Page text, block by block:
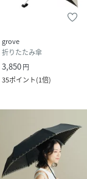
grove
折りたたみ傘
3,850円
35ポイント(1倍)